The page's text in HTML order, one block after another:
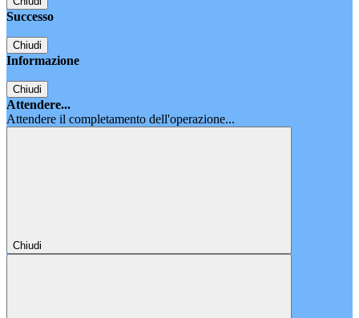
Successo
Chiudi
Informazione
Chiudi
Attendere...
Attendere il completamento dell'operazione...
Chiudi